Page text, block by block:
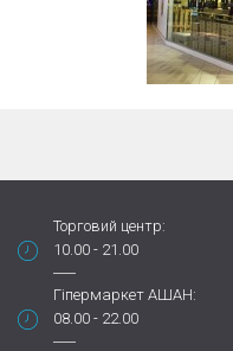
Торговий центр:
10.00 - 21.00
Гіпермаркет АШАН:
08.00 - 22.00